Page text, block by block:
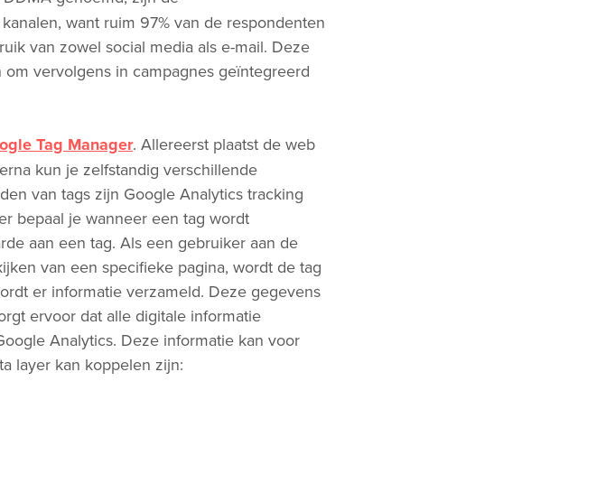
want ruim 97% van de respondenten
van zowel social media als e-mail. Deze
vervolgens in campagnes geïntegreerd
Tag Manager. Allereerst plaatst de web
kun je zelfstandig verschillende
van tags zijn Google Analytics tracking
bepaal je wanneer een tag wordt
aan een tag. Als een gebruiker aan de
van een specifieke pagina, wordt de tag
er informatie verzameld. Deze gegevens
ervoor dat alle digitale informatie
Analytics. Deze informatie kan voor
layer kan koppelen zijn: